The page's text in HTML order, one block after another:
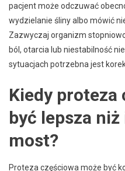
pacjent może odczuwać
wydzielanie śliny albo mówić
Zazwyczaj organizm
ból, otarcia lub niestabilność
sytuacjach potrzebna jest
Kiedy proteza
być lepsza
most?
Proteza częściowa może być